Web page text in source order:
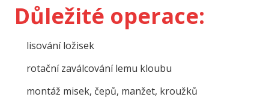
Důležité operace:
lisování ložisek
rotační zaválcování lemu kloubu
montáž misek, čepů, manžet, kroužků